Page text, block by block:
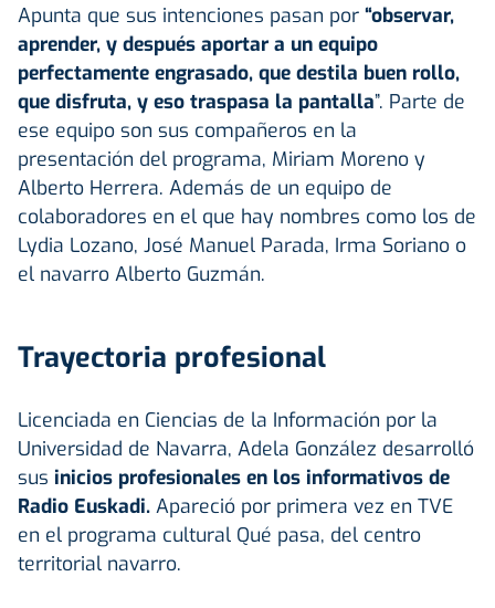
Apunta que sus intenciones pasan por “observar,
aprender, y después aportar a un equipo
perfectamente engrasado, que destila buen rollo,
que disfruta, y eso traspasa la pantalla”. Parte de
ese equipo son sus compañeros en la
presentación del programa, Miriam Moreno y
Alberto Herrera. Además de un equipo de
colaboradores en el que hay nombres como los de
Lydia Lozano, José Manuel Parada, Irma Soriano o
el navarro Alberto Guzmán.
Trayectoria profesional
Licenciada en Ciencias de la Información por la
Universidad de Navarra, Adela González desarrolló
sus inicios profesionales en los informativos de
Radio Euskadi. Apareció por primera vez en TVE
en el programa cultural Qué pasa, del centro
territorial navarro.